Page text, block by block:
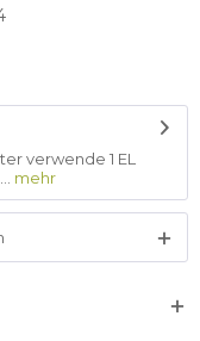
verwende 1 EL
mehr